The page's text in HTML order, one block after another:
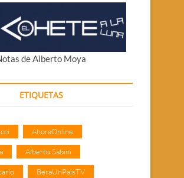
de Alberto Moya
ETIQUETAS
AhoraOnline
Alberto Sabini
BeraUnPaisTV